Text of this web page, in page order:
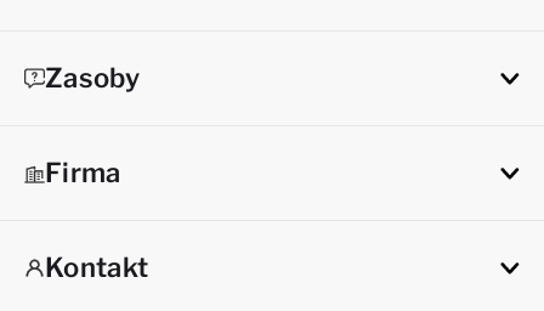
Zasoby
Firma
Kontakt